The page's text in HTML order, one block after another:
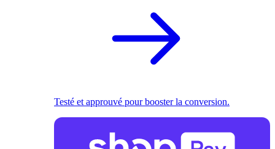
Testé et approuvé pour booster la conversion.